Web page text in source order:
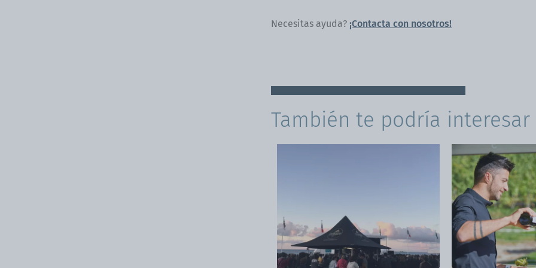
Necesitas ayuda? ¡Contacta con nosotros!
También te podría interesar